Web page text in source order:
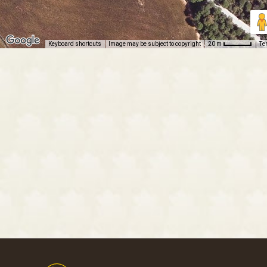
Keyboard shortcuts Image may be subject to copyright 20 m